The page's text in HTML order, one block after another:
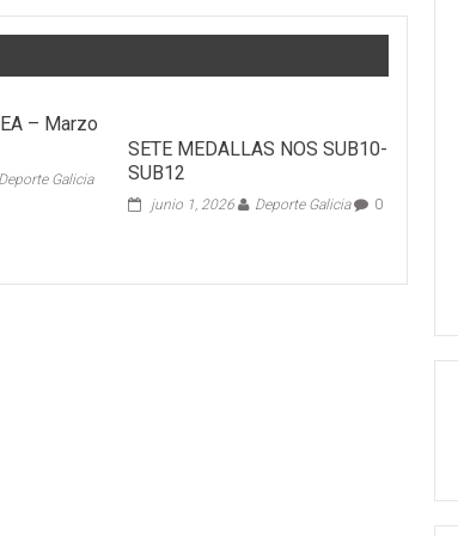
– Marzo
Deporte Galicia
SETE MEDALLAS NOS SUB10-
SUB12
junio 1, 2026 Deporte Galicia 0